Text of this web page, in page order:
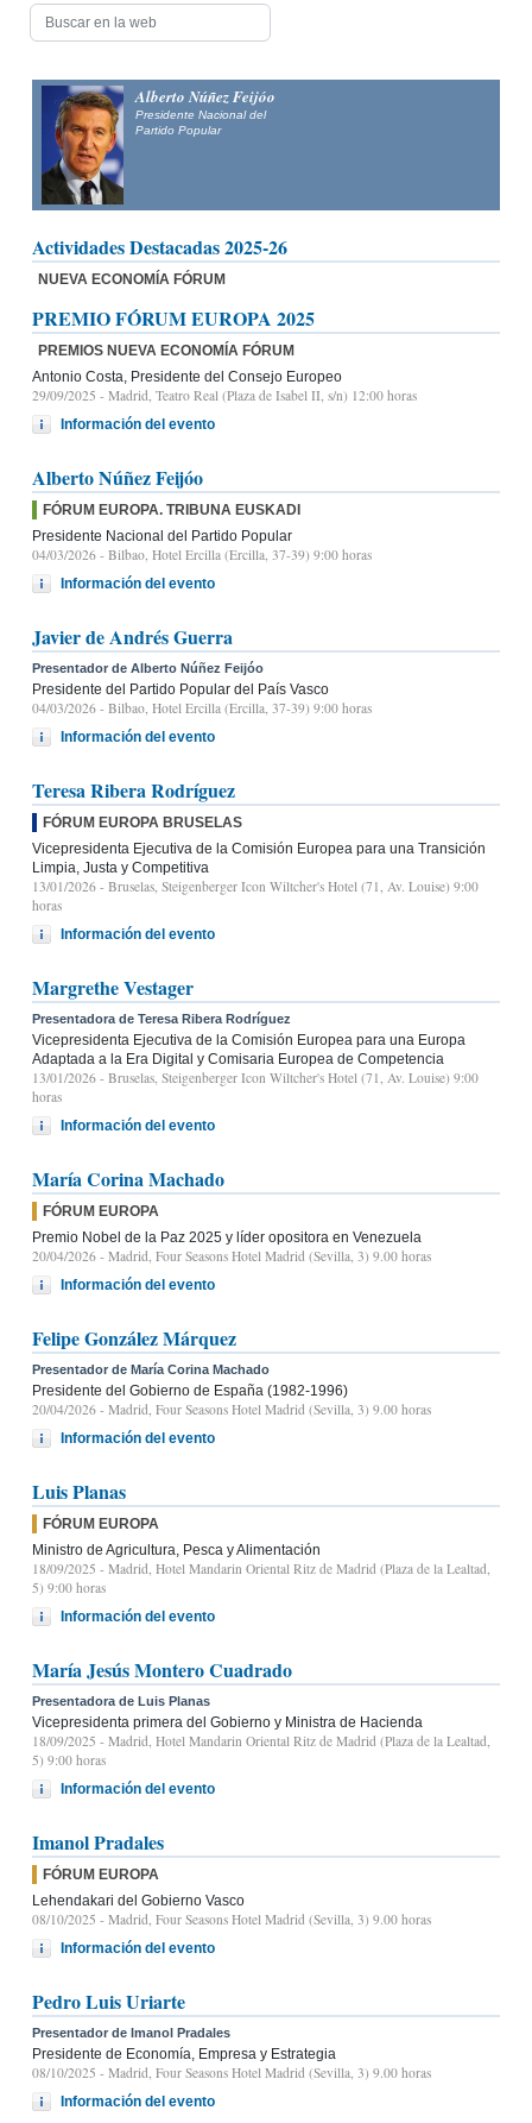
Alberto Núñez Feijóo
Presidente Nacional del
Partido Popular
Actividades Destacadas 2025-26
NUEVA ECONOMÍA FÓRUM
PREMIO FÓRUM EUROPA 2025
PREMIOS NUEVA ECONOMÍA FÓRUM
Antonio Costa, Presidente del Consejo Europeo
29/09/2025 - Madrid, Teatro Real (Plaza de Isabel II, s/n) 12:00 horas
Información del evento
Alberto Núñez Feijóo
FÓRUM EUROPA. TRIBUNA EUSKADI
Presidente Nacional del Partido Popular
04/03/2026 - Bilbao, Hotel Ercilla (Ercilla, 37-39) 9:00 horas
Información del evento
Javier de Andrés Guerra
Presentador de Alberto Núñez Feijóo
Presidente del Partido Popular del País Vasco
04/03/2026 - Bilbao, Hotel Ercilla (Ercilla, 37-39) 9:00 horas
Información del evento
Teresa Ribera Rodríguez
FÓRUM EUROPA BRUSELAS
Vicepresidenta Ejecutiva de la Comisión Europea para una Transición
Limpia, Justa y Competitiva
13/01/2026 - Bruselas, Steigenberger Icon Wiltcher's Hotel (71, Av. Louise) 9:00
horas
Información del evento
Margrethe Vestager
Presentadora de Teresa Ribera Rodríguez
Vicepresidenta Ejecutiva de la Comisión Europea para una Europa
Adaptada a la Era Digital y Comisaria Europea de Competencia
13/01/2026 - Bruselas, Steigenberger Icon Wiltcher's Hotel (71, Av. Louise) 9:00
horas
Información del evento
María Corina Machado
FÓRUM EUROPA
Premio Nobel de la Paz 2025 y líder opositora en Venezuela
20/04/2026 - Madrid, Four Seasons Hotel Madrid (Sevilla, 3) 9.00 horas
Información del evento
Felipe González Márquez
Presentador de María Corina Machado
Presidente del Gobierno de España (1982-1996)
20/04/2026 - Madrid, Four Seasons Hotel Madrid (Sevilla, 3) 9.00 horas
Información del evento
Luis Planas
FÓRUM EUROPA
Ministro de Agricultura, Pesca y Alimentación
18/09/2025 - Madrid, Hotel Mandarin Oriental Ritz de Madrid (Plaza de la Lealtad,
5) 9:00 horas
Información del evento
María Jesús Montero Cuadrado
Presentadora de Luis Planas
Vicepresidenta primera del Gobierno y Ministra de Hacienda
18/09/2025 - Madrid, Hotel Mandarin Oriental Ritz de Madrid (Plaza de la Lealtad,
5) 9:00 horas
Información del evento
Imanol Pradales
FÓRUM EUROPA
Lehendakari del Gobierno Vasco
08/10/2025 - Madrid, Four Seasons Hotel Madrid (Sevilla, 3) 9.00 horas
Información del evento
Pedro Luis Uriarte
Presentador de Imanol Pradales
Presidente de Economía, Empresa y Estrategia
08/10/2025 - Madrid, Four Seasons Hotel Madrid (Sevilla, 3) 9.00 horas
Información del evento